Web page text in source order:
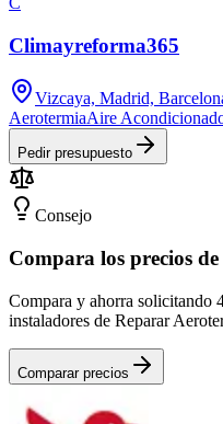
Climayreforma365
Vizcaya, Madrid,
AerotermiaAire
Pedir presupuesto
Consejo
Compara los precios
Compara y ahorra solicitando
instaladores de Reparar
Comparar precios